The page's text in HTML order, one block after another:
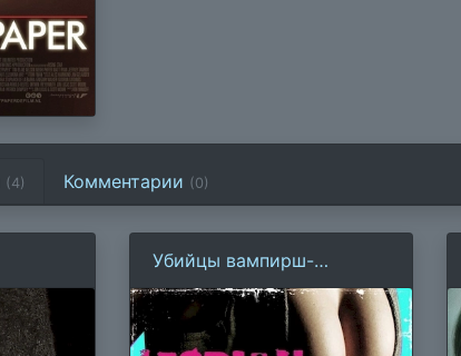
(4) Комментарии (0)
Убийцы вампирш-
лесбиянок